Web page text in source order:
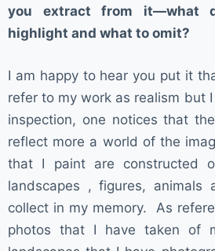
you extract from it—what
highlight and what to omit?
I am happy to hear you put it
refer to my work as realism but
inspection, one notices that
reflect more a world of the
that I paint are constructed
landscapes , figures, animals
collect in my memory. As
photos that I have taken of